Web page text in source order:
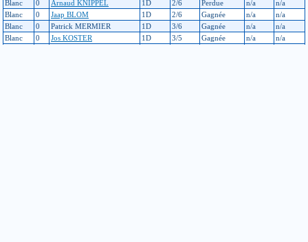
Blanc
0 Arnaud KNIPPEL 1D 2/6 Perdue n/a
n/a
Blanc
0 Jaap BLOM 1D 2/6 Gagnée n/a
n/a
Blanc
0 Patrick MERMIER 1D 3/6 Gagnée n/a
n/a
Blanc
0 Jos KOSTER 1D 3/5 Gagnée n/a
n/a